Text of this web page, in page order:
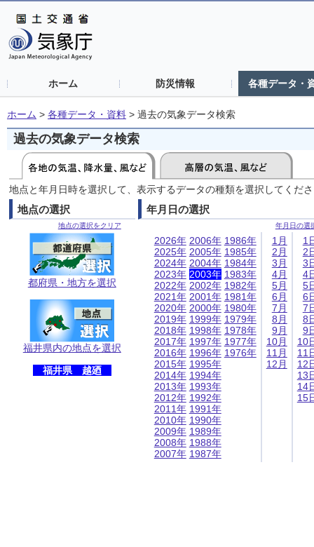
ホーム 防災情報 各種データ・
ホーム > 各種データ・資料 > 過去の気象データ検索
過去の気象データ検索
地点と年月日時を選択して、表示するデータの種類を選択してくだ
地点の選択
地点の選択をクリア
都府県・地方を選択
福井県内の地点を選択
福井県 越廼
年月日の選択
年月日の選
2026年
2025年
2024年
2023年
2022年
2021年
2020年
2019年
2018年
2017年
2016年
2015年
2014年
2013年
2012年
2011年
2010年
2009年
2008年
2007年
2006年
2005年
2004年
2003年
2002年
2001年
2000年
1999年
1998年
1997年
1996年
1995年
1994年
1993年
1992年
1991年
1990年
1989年
1988年
1987年
1986年
1985年
1984年
1983年
1982年
1981年
1980年
1979年
1978年
1977年
1976年
1月
2月
3月
4月
5月
6月
7月
8月
9月
10月
11月
12月
1
2
3
4
5
6
7
8
9
10
11
12
13
14
15